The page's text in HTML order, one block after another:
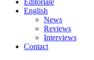
Editoriale
English
News
Reviews
Interviews
Contact